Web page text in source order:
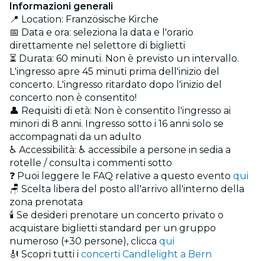
Informazioni generali
📍 Location: Französische Kirche
📅 Data e ora: seleziona la data e l'orario
direttamente nel selettore di biglietti
⏳ Durata: 60 minuti. Non è previsto un intervallo.
L'ingresso apre 45 minuti prima dell'inizio del
concerto. L'ingresso ritardato dopo l'inizio del
concerto non è consentito!
👤 Requisiti di età: Non è consentito l'ingresso ai
minori di 8 anni. Ingresso sotto i 16 anni solo se
accompagnati da un adulto
♿ Accessibilità: ♿ accessibile a persone in sedia a
rotelle / consulta i commenti sotto
❓ Puoi leggere le FAQ relative a questo evento qui
🪑 Scelta libera del posto all'arrivo all'interno della
zona prenotata
🕯️ Se desideri prenotare un concerto privato o
acquistare biglietti standard per un gruppo
numeroso (+30 persone), clicca qui
🎻 Scopri tutti i concerti Candlelight a Bern